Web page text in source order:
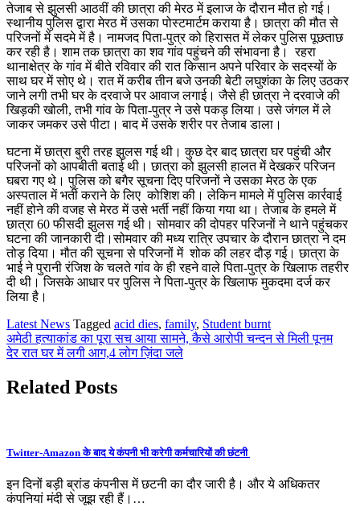
तेजाब से झुलसी आठवीं की छात्रा की मेरठ में इलाज के दौरान मौत हो गई।
स्थानीय पुलिस द्वारा मेरठ में उसका पोस्टमार्टम कराया है। छात्रा की मौत से
परिजनों में सदमे में है। नामजद पिता-पुत्र को हिरासत में लेकर पुलिस पूछताछ
कर रही है। शाम तक छात्रा का शव गांव पहुंचने की संभावना है। रहरा
थानाक्षेत्र के गांव में बीते रविवार की रात किसान अपने परिवार के सदस्यों के
साथ घर में सोए थे। रात में करीब तीन बजे उनकी बेटी लघुशंका के लिए उठकर
जाने लगी तभी घर के दरवाजे पर आवाज लगाई। जैसे ही छात्रा ने दरवाजे की
खिड़की खोली, तभी गांव के पिता-पुत्र ने उसे पकड़ लिया। उसे जंगल में ले
जाकर जमकर उसे पीटा। बाद में उसके शरीर पर तेजाब डाला।
घटना में छात्रा बुरी तरह झुलस गई थी। कुछ देर बाद छात्रा घर पहुंची और
परिजनों को आपबीती बताई थी। छात्रा को झुलसी हालत में देखकर परिजन
घबरा गए थे। पुलिस को बगैर सूचना दिए परिजनों ने उसका मेरठ के एक
अस्पताल में भर्ती कराने के लिए कोशिश की। लेकिन मामले में पुलिस कार्रवाई
नहीं होने की वजह से मेरठ में उसे भर्ती नहीं किया गया था। तेजाब के हमले में
छात्रा 60 फीसदी झुलस गई थी। सोमवार की दोपहर परिजनों ने थाने पहुंचकर
घटना की जानकारी दी।सोमवार की मध्य रात्रि उपचार के दौरान छात्रा ने दम
तोड़ दिया। मौत की सूचना से परिजनों में शोक की लहर दौड़ गई। छात्रा के
भाई ने पुरानी रंजिश के चलते गांव के ही रहने वाले पिता-पुत्र के खिलाफ तहरीर
दी थी। जिसके आधार पर पुलिस ने पिता-पुत्र के खिलाफ मुकदमा दर्ज कर
लिया है।
Latest News Tagged acid dies, family, Student burnt
Post
navigation
अमेठी हत्याकांड का पूरा सच आया सामने, कैसे आरोपी चन्दन से मिली पूनम
देर रात घर में लगी आग,4 लोग ज़िंदा जले
Related Posts
Twitter-Amazon के बाद ये कंपनी भी करेगी कर्मचारियों की छंटनी
इन दिनों बड़ी ब्रांड कंपनीस में छटनी का दौर जारी है। और ये अधिकतर
कंपनियां मंदी से जूझ रही हैं।…